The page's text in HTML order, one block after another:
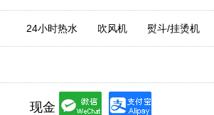
24小时热水 吹风机 熨斗/挂烫机
现金